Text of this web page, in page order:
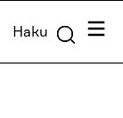
Haku